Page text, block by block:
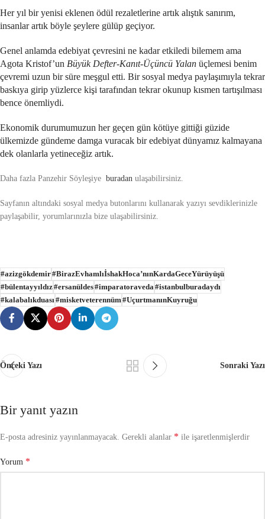
Her yıl bir yenisi eklenen ödül rezaletlerine artık alıştık sanırım,
insanlar artık böyle şeylere gülüp geçiyor.
Genel anlamda edebiyat çevresini ne kadar etkiledi bilemem ama
Agota Kristof’un Büyük Defter-Kanıt-Üçüncü Yalan üçlemesi benim
çevremi uzun bir süre meşgul etti. Bir sosyal medya paylaşımıyla tekrar
baskıya girip yüzlerce kişi tarafından tekrar okunup kısmen tartışılması
bence önemliydi.
Ekonomik durumumuzun her geçen gün kötüye gittiği güzide
ülkemizde gündeme damga vuracak bir edebiyat dünyamız kalmayana
dek olanlarla yetineceğiz artık.
Daha fazla Panzehir Söyleşiye buradan ulaşabilirsiniz.
Sayfanın altındaki sosyal medya butonlarını kullanarak yazıyı sevdiklerinizle
paylaşabilir, yorumlarınızla bize ulaşabilirsiniz.
#azizgökdemir#BirazEvhamlıİshakHoca’nınKardaGeceYürüyüşü
#bülentayyıldız#ersanüldes#imparatoraveda #istanbulburadaydı
#kalabalıkduası #misketveterennüm #UçurtmanınKuyruğu
Önceki Yazı Sonraki Yazı
Bir yanıt yazın
E-posta adresiniz yayınlanmayacak. Gerekli alanlar * ile işaretlenmişlerdir
Yorum *